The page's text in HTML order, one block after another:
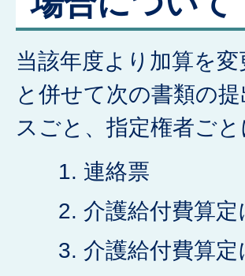
当該年度より加算を
と併せて次の書類の
スごと、指定権者ご
連絡票
介護給付費算
介護給付費算